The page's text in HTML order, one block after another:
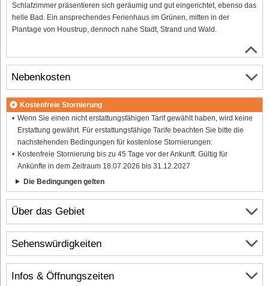
Schlafzimmer präsentieren sich geräumig und gut eingerichtet, ebenso das
helle Bad. Ein ansprechendes Ferienhaus im Grünen, mitten in der
Plantage von Houstrup, dennoch nahe Stadt, Strand und Wald.
Über das Gebiet
Infos & Öffnungszeiten
Nebenkosten
Kostenfreie Stornierung
Wenn Sie einen nicht erstattungsfähigen Tarif gewählt haben, wird keine
Erstattung gewährt. Für erstattungsfähige Tarife beachten Sie bitte die
nachstehenden Bedingungen für kostenlose Stornierungen:
Kostenfreie Stornierung bis zu 45 Tage vor der Ankunft. Gültig für
Ankünfte in dem Zeitraum 18.07.2026 bis 31.12.2027
Die Bedingungen gelten
Sehenswürdigkeiten